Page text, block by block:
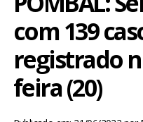
POMBAL E REGIÃO
PARAÍBA
com 139
registrado
feira (20)